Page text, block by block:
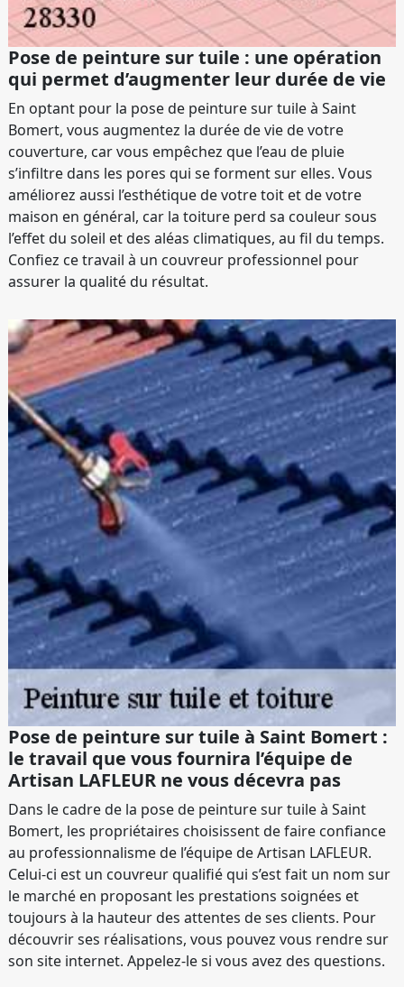
Pose de peinture sur tuile : une opération
qui permet d’augmenter leur durée de vie
En optant pour la pose de peinture sur tuile à Saint
Bomert, vous augmentez la durée de vie de votre
couverture, car vous empêchez que l’eau de pluie
s’infiltre dans les pores qui se forment sur elles. Vous
améliorez aussi l’esthétique de votre toit et de votre
maison en général, car la toiture perd sa couleur sous
l’effet du soleil et des aléas climatiques, au fil du temps.
Confiez ce travail à un couvreur professionnel pour
assurer la qualité du résultat.
Pose de peinture sur tuile à Saint Bomert :
le travail que vous fournira l’équipe de
Artisan LAFLEUR ne vous décevra pas
Dans le cadre de la pose de peinture sur tuile à Saint
Bomert, les propriétaires choisissent de faire confiance
au professionnalisme de l’équipe de Artisan LAFLEUR.
Celui-ci est un couvreur qualifié qui s’est fait un nom sur
le marché en proposant les prestations soignées et
toujours à la hauteur des attentes de ses clients. Pour
découvrir ses réalisations, vous pouvez vous rendre sur
son site internet. Appelez-le si vous avez des questions.